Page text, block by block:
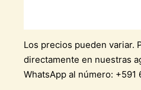
Los precios pueden variar.
directamente en nuestras
WhatsApp al número: +591